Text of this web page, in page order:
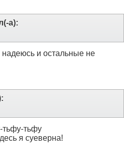
а):
надеюсь и остальные не
тьфу-тьфу
я суеверна!